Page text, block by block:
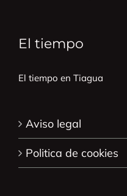
El tiempo
El tiempo en Tiagua
Aviso legal
Politica de cookies